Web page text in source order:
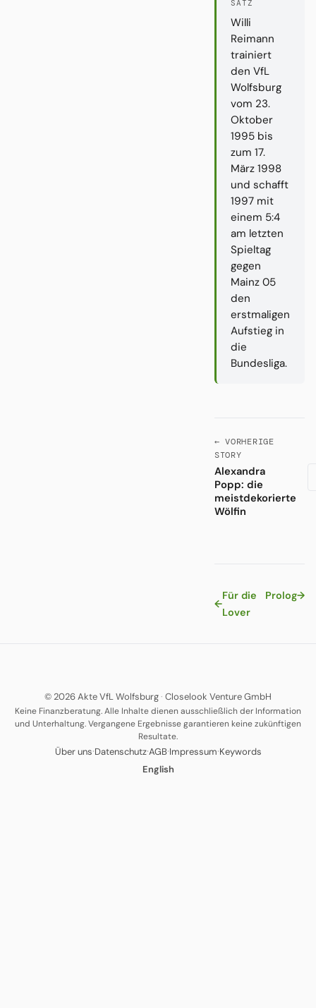
SATZ
Willi
Reimann
trainiert
den VfL
Wolfsburg
vom 23.
Oktober
1995 bis
zum 17.
März 1998
und schafft
1997 mit
einem 5:4
am letzten
Spieltag
gegen
Mainz 05
den
erstmaligen
Aufstieg in
die
Bundesliga.
← VORHERIGE
STORY
Alexandra
Popp: die
meistdekorierte
Wölfin
←
Für die
Lover
Prolog→
© 2026 Akte VfL Wolfsburg· Closelook Venture GmbH
Keine Finanzberatung. Alle Inhalte dienen ausschließlich der Information
und Unterhaltung. Vergangene Ergebnisse garantieren keine zukünftigen
Resultate.
Über uns·Datenschutz·AGB·Impressum·Keywords
English